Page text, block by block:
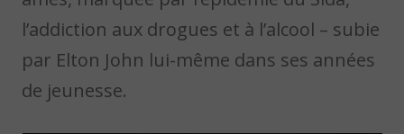
l’addiction aux drogues et à l’alcool – subie
par Elton John lui-même dans ses années
de jeunesse.